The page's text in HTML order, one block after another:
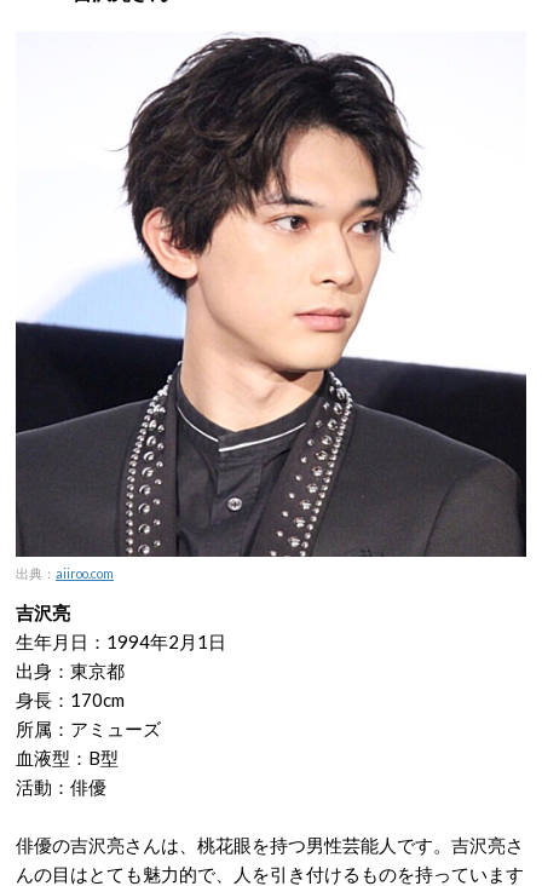
出典： aiiroo.com
吉沢亮
生年月日：1994年2月1日
出身：東京都
身長：170cm
所属：アミューズ
血液型：B型
活動：俳優
俳優の吉沢亮さんは、桃花眼を持つ男性芸能人です。吉沢亮さ
んの目はとても魅力的で、人を引き付けるものを持っています